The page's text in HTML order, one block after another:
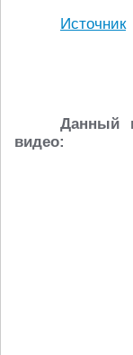
Источник
Данный
видео: